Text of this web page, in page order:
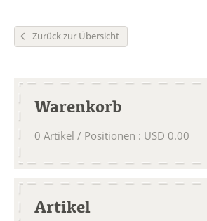
Zurück zur Übersicht
Warenkorb
0 Artikel / Positionen : USD 0.00
Artikel